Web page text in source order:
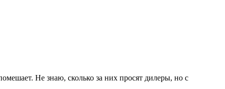
Не знаю, сколько за них просят дилеры, но с